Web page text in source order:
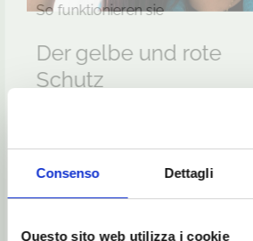
Consenso Dettagli
Questo sito web utilizza i cookie
So funktionieren sie
Der gelbe und rote
Schutz
Rote Gläser sollten von
werden, die abends
ausgesetzt sind und
schlafen möchten, um die